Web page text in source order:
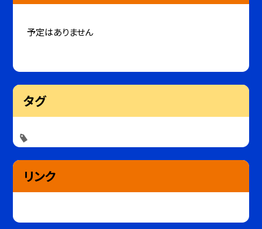
予定はありません
タグ
リンク